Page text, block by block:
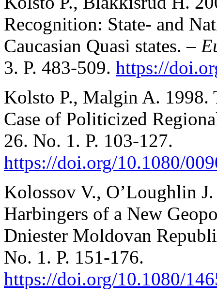
Recognition: State- and
Caucasian Quasi states. –
3. P. 483-509. https://
Kolsto P., Malgin A. 1998.
Case of Politicized
26. No. 1. P. 103-127.
https://doi.org/10.1080/
Kolossov V., O’Loughlin J.
Harbingers of a New
Dniester Moldovan
No. 1. P. 151-176.
https://doi.org/10.1080/